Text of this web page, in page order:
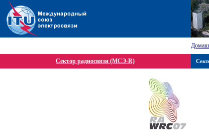
Сектор радиосвязи (МСЭ-R)